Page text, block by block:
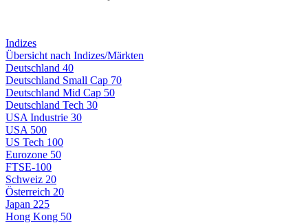
Indizes
Übersicht nach Indizes/Märkten
Deutschland 40
Deutschland Small Cap 70
Deutschland Mid Cap 50
Deutschland Tech 30
USA Industrie 30
USA 500
US Tech 100
Eurozone 50
FTSE-100
Schweiz 20
Österreich 20
Japan 225
Hong Kong 50